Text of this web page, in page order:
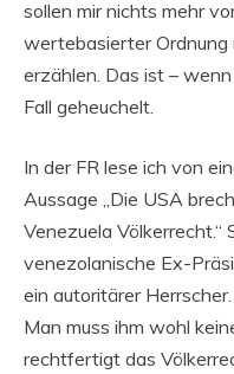
sollen mir nichts mehr
wertebasierter Ordnung
erzählen. Das ist –
Fall geheuchelt.
In der FR lese ich von
Aussage „Die USA
Venezuela Völkerrecht.“
venezolanische Ex-
ein autoritärer
Man muss ihm wohl
rechtfertigt das